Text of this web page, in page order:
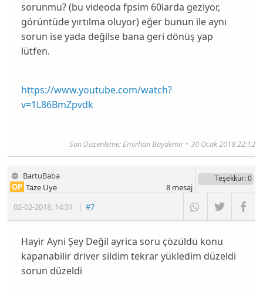
sorunmu? (bu videoda fpsim 60larda geziyor,
görüntüde yırtılma oluyor) eğer bunun ile aynı
sorun ise yada değilse bana geri dönüş yap
lütfen.
https://www.youtube.com/watch?
v=1L86BmZpvdk
Son Düzenleme: Emirhan Baydemir ~ 30 Ocak 2018 22:12
BartuBaba
02-02-2018, 14:31 |#7
OP Taze Üye
Teşekkür: 0
8mesaj
Hayir Ayni Şey Değil ayrica soru çözüldü konu
kapanabilir driver sildim tekrar yükledim düzeldi
sorun düzeldi